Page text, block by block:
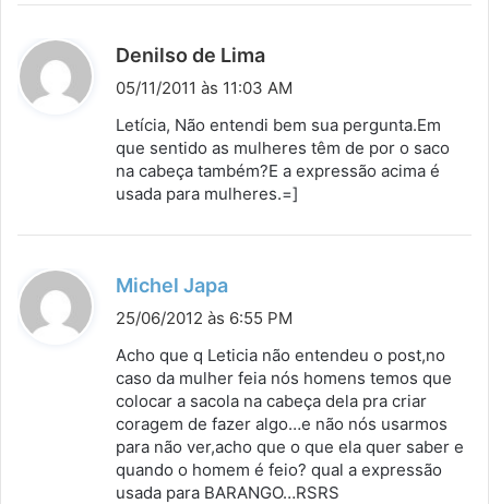
Denilso de Lima
s
e
:
05/11/2011 às 11:03 AM
Letícia, Não entendi bem sua pergunta.Em
que sentido as mulheres têm de por o saco
na cabeça também?E a expressão acima é
usada para mulheres.=]
Michel Japa
i
s
e
:
25/06/2012 às 6:55 PM
Acho que q Leticia não entendeu o post,no
caso da mulher feia nós homens temos que
colocar a sacola na cabeça dela pra criar
coragem de fazer algo…e não nós usarmos
para não ver,acho que o que ela quer saber e
quando o homem é feio? qual a expressão
usada para BARANGO…RSRS